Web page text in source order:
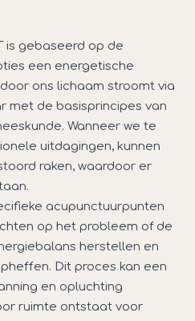
is gebaseerd op de
een energetische
ons lichaam stroomt via
met de basisprincipes van
Wanneer we te
uitdagingen, kunnen
raken, waardoor er
acupunctuurpunten
op het probleem of de
herstellen en
Dit proces kan een
en opluchting
ruimte ontstaat voor